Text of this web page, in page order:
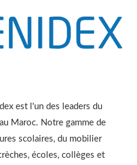
est l'un des leaders du
Maroc. Notre gamme de
scolaires, du mobilier
écoles, collèges et